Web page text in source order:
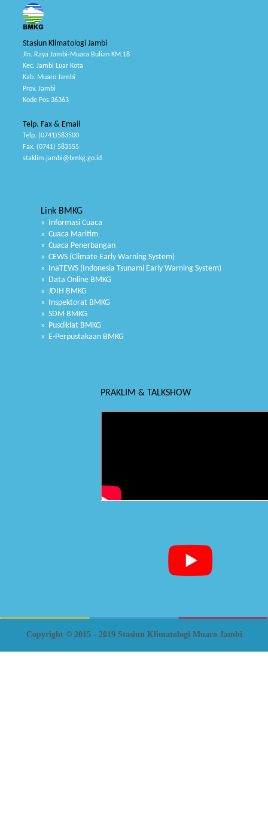
Stasiun Klimatologi Jambi
Jln. Raya Jambi-Muara Bulian KM.18
Kec. Jambi Luar Kota
Kab. Muaro Jambi
Prov. Jambi
Kode Pos 36363
Telp. Fax & Email
Telp. (0741)583500
Fax. (0741) 583555
staklim.jambi@bmkg.go.id
Link BMKG
» Informasi Cuaca
» Cuaca Maritim
» Cuaca Penerbangan
» CEWS (Climate Early Warning System)
» InaTEWS (Indonesia Tsunami Early Warning System)
» Data Online BMKG
» JDIH BMKG
» Inspektorat BMKG
» SDM BMKG
» Pusdiklat BMKG
» E-Perpustakaan BMKG
PRAKLIM & TALKSHOW
Copyright © 2015 - 2019 Stasiun Klimatologi Muaro Jambi